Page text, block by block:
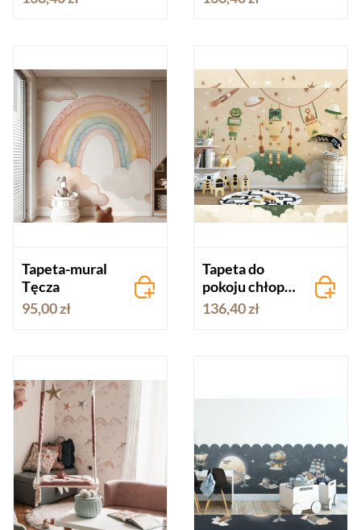
TRAVEL
Tapeta-mural
Tęcza
95,00 zł
Tapeta do
pokoju chłopca
ROBOTY
136,40 zł